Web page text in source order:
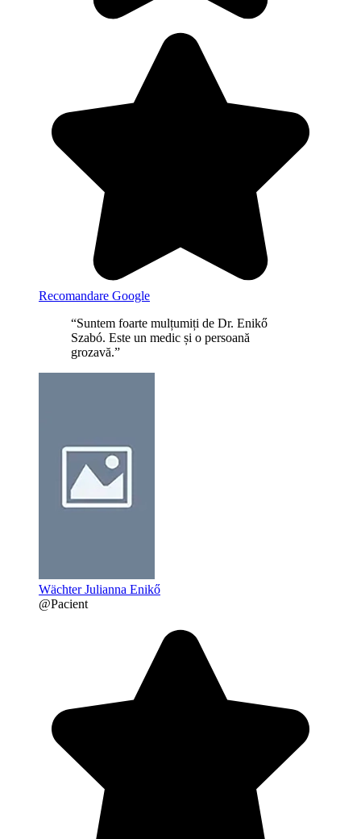
Recomandare Google
“Suntem foarte mulțumiți de Dr. Enikő
Szabó. Este un medic și o persoană
grozavă.”
Wächter Julianna Enikő
@Pacient